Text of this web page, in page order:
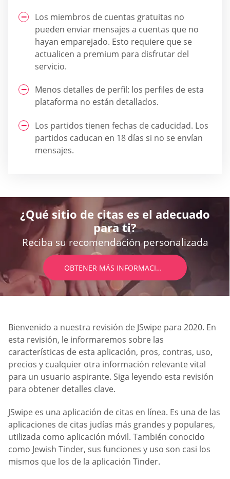
Los miembros de cuentas gratuitas no
pueden enviar mensajes a cuentas que no
hayan emparejado. Esto requiere que se
actualicen a premium para disfrutar del
servicio.
Menos detalles de perfil: los perfiles de esta
plataforma no están detallados.
Los partidos tienen fechas de caducidad. Los
partidos caducan en 18 días si no se envían
mensajes.
¿Qué sitio de citas es el adecuado
para ti?
Reciba su recomendación personalizada
OBTENER MÁS INFORMACIÓN
Bienvenido a nuestra revisión de JSwipe para 2020. En
esta revisión, le informaremos sobre las
características de esta aplicación, pros, contras, uso,
precios y cualquier otra información relevante vital
para un usuario aspirante. Siga leyendo esta revisión
para obtener detalles clave.
JSwipe es una aplicación de citas en línea. Es una de las
aplicaciones de citas judías más grandes y populares,
utilizada como aplicación móvil. También conocido
como Jewish Tinder, sus funciones y uso son casi los
mismos que los de la aplicación Tinder.